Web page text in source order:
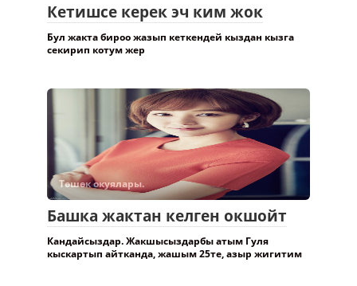
Кетишсе керек эч ким жок
Бул жакта бироо жазып кеткендей кыздан кызга
секирип котум жер
Төшөк окуялары.
Башка жактан келген окшойт
Кандайсыздар. Жакшысыздарбы атым Гуля
кыскартып айтканда, жашым 25те, азыр жигитим